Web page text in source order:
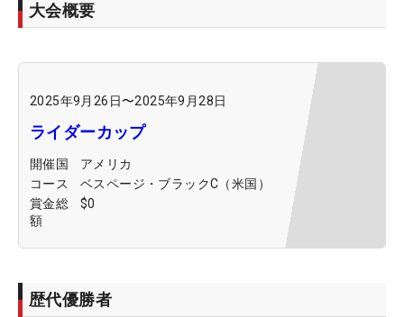
大会概要
2025年9月26日〜2025年9月28日
ライダーカップ
開催国
アメリカ
コース
ベスページ・ブラックC（米国）
賞金総
額
$0
歴代優勝者